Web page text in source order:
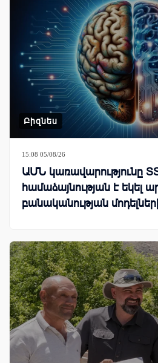
Բիզնես
15:08 05/08/26
ԱՄՆ կառավարությունը
համաձայնության է եկել
բանականության